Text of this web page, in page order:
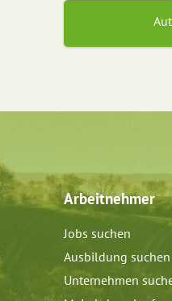
Arbeitnehmer
Jobs suchen
Ausbildung suchen
Unternehmen